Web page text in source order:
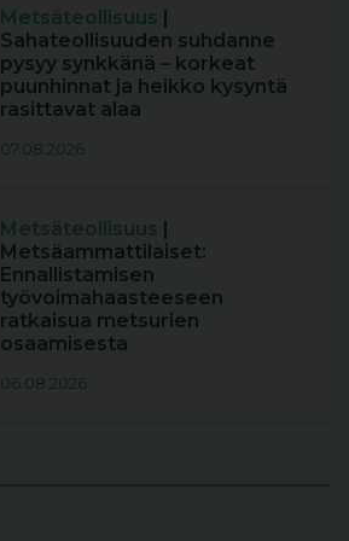
Metsäteollisuus |
Sahateollisuuden suhdanne
pysyy synkkänä – korkeat
puunhinnat ja heikko kysyntä
rasittavat alaa
07.08.2026
Metsäteollisuus |
Metsäammattilaiset:
Ennallistamisen
työvoimahaasteeseen
ratkaisua metsurien
osaamisesta
06.08.2026